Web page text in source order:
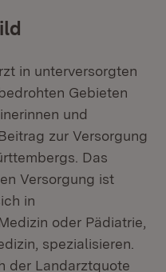
in unterversorgten
Gebieten
und
zur Versorgung
Das
Versorgung ist
in
oder Pädiatrie,
spezialisieren.
der Landarztquote